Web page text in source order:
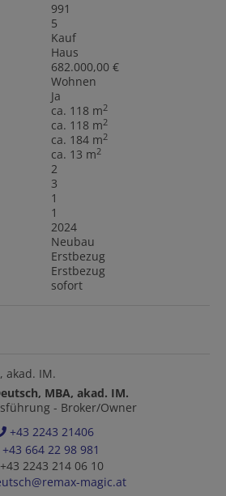
991
5
Kauf
Haus
682.000,00 €
Wohnen
Ja
ca. 118 m2
ca. 118 m2
ca. 184 m2
ca. 13 m2
2
3
1
1
2024
Neubau
Erstbezug
Erstbezug
sofort
MBA, akad. IM.
- Broker/Owner
+43 2243 21406
+43 664 22 98 981
+43 2243 214 06 10
magic.at